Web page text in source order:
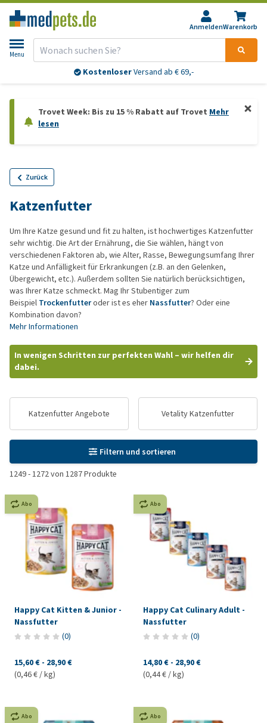
AnmeldenWarenkorb
Menu
KostenloserVersand ab € 69,-
Trovet Week: Bis zu 15 % Rabatt auf Trovet Mehr
lesen
Zurück
Katzenfutter
Um Ihre Katze gesund und fit zu halten, ist hochwertiges Katzenfutter
sehr wichtig. Die Art der Ernährung, die Sie wählen, hängt von
verschiedenen Faktoren ab, wie Alter, Rasse, Bewegungsumfang Ihrer
Katze und Anfälligkeit für Erkrankungen (z.B. an den Gelenken,
Übergewicht, etc.). Außerdem sollten Sie natürlich berücksichtigen,
was Ihrer Katze schmeckt. Mag Ihr Stubentiger zum
Beispiel Trockenfutteroder ist es eher Nassfutter? Oder eine
Kombination davon?
Mehr Informationen
In wenigen Schritten zur perfekten Wahl – wir helfen dir
dabei.
Katzenfutter Angebote Vetality Katzenfutter
Filtern und sortieren
1249-1272von 1287Produkte
Abo
Happy Cat Kitten & Junior -
Nassfutter
(0)
15,60 € - 28,90 €
(0,46 € / kg)
Abo
Happy Cat Culinary Adult -
Nassfutter
(0)
14,80 € - 28,90 €
(0,44 € / kg)
Abo Abo